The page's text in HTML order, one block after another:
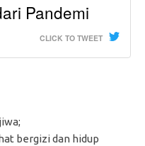
Pandemi
CLICK TO TWEET
bergizi dan hidup